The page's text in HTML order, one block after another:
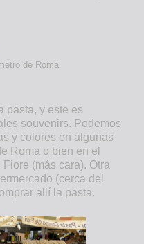
de Roma
pasta, y este es
souvenirs. Podemos
y colores en algunas
Roma o bien en el
(más cara). Otra
(cerca del
allí la pasta.